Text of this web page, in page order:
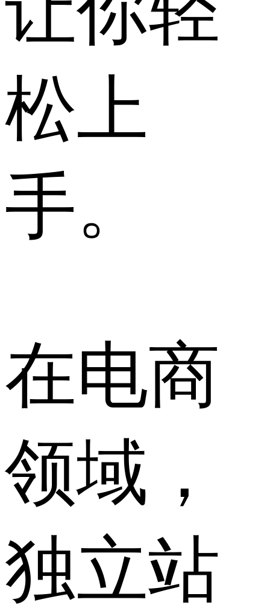
松上
手。
在电商
领域，
独立站